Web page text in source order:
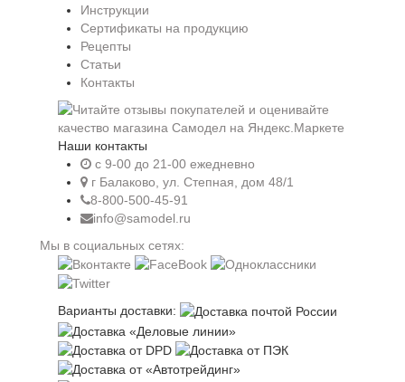
Инструкции
Сертификаты на продукцию
Рецепты
Статьи
Контакты
Наши контакты
c 9-00 до 21-00 ежедневно
г Балаково, ул. Степная, дом 48/1
8-800-500-45-91
info@samodel.ru
Мы в социальных сетях:
Варианты доставки: